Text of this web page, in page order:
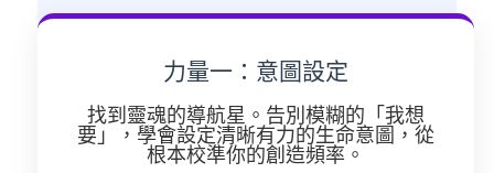
力量一：意圖設定
找到靈魂的導航星。告別模糊的「我想
要」，學會設定清晰有力的生命意圖，從
根本校準你的創造頻率。